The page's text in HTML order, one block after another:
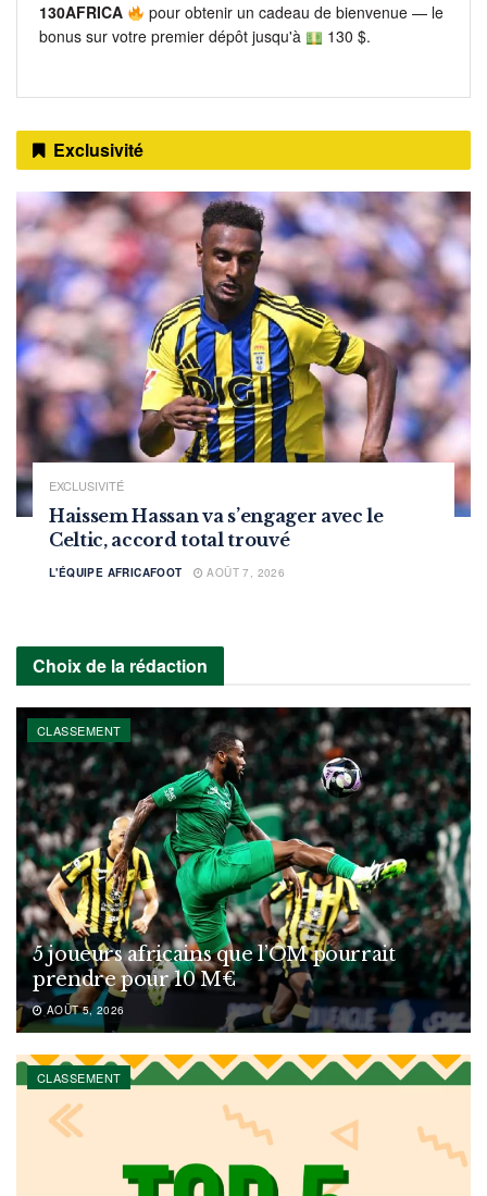
130AFRICA
pour obtenir un cadeau de bienvenue — le
bonus sur votre premier dépôt jusqu'à
130 $.
Exclusivité
EXCLUSIVITÉ
Haissem Hassan va s’engager avec le
Celtic, accord total trouvé
L'ÉQUIPE AFRICAFOOT AOÛT 7, 2026
Choix de la rédaction
CLASSEMENT
5 joueurs africains que l’OM pourrait
prendre pour 10 M€
AOÛT 5, 2026
CLASSEMENT